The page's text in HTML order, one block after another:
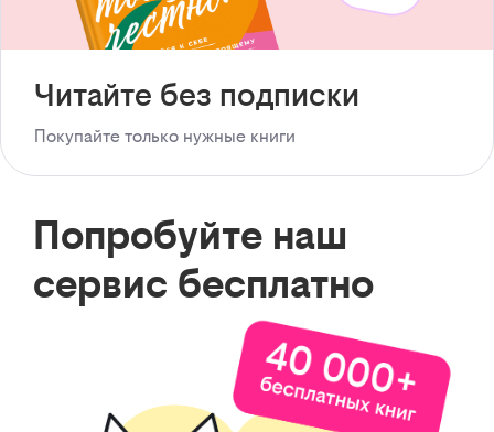
Читайте без подписки
Покупайте только нужные книги
Попробуйте наш
сервис бесплатно